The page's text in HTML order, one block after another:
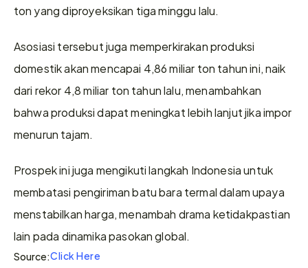
ton yang diproyeksikan tiga minggu lalu.
Asosiasi tersebut juga memperkirakan produksi
domestik akan mencapai 4,86 ​​miliar ton tahun ini, naik
dari rekor 4,8 miliar ton tahun lalu, menambahkan
bahwa produksi dapat meningkat lebih lanjut jika impor
menurun tajam.
Prospek ini juga mengikuti langkah Indonesia untuk
membatasi pengiriman batu bara termal dalam upaya
menstabilkan harga, menambah drama ketidakpastian
lain pada dinamika pasokan global.
Source:Click Here